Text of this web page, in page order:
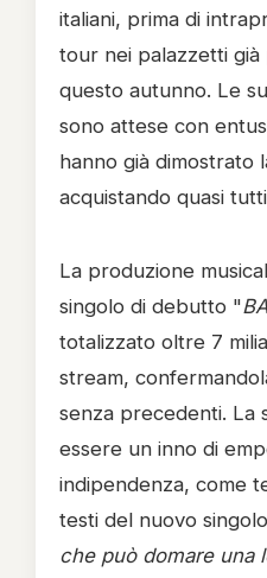
italiani, prima di
tour nei palazzetti
questo autunno. Le
sono attese con
hanno già dimostrato
acquistando quasi
La produzione
singolo di debutto "
totalizzato oltre 7
stream,
senza precedenti. La
essere un inno di
indipendenza, come
testi del nuovo
che può domare una